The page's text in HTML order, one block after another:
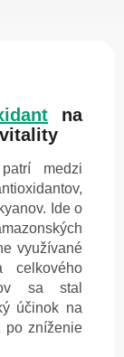
na
medzi
Ide o
využívané
celkového
sa stal
účinok na
po zníženie